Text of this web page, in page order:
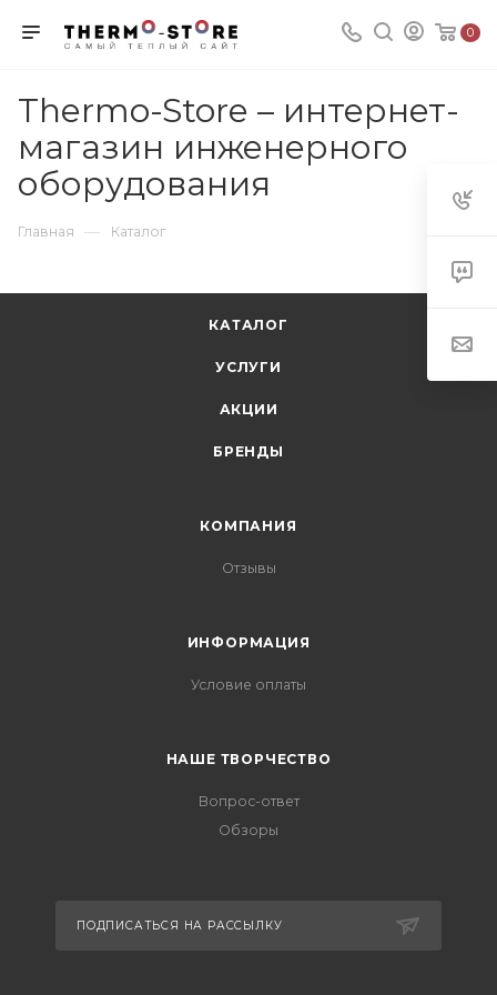
0
Thermo-Store – интернет-
магазин инженерного
оборудования
Главная — Каталог
КАТАЛОГ
УСЛУГИ
АКЦИИ
БРЕНДЫ
КОМПАНИЯ
Отзывы
ИНФОРМАЦИЯ
Условие оплаты
НАШЕ ТВОРЧЕСТВО
Вопрос-ответ
Обзоры
ПОДПИСАТЬСЯ НА РАССЫЛКУ